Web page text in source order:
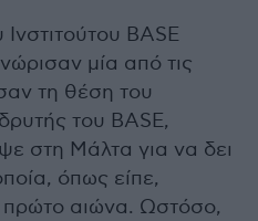
BASE
μία από τις
τη θέση του
του BASE,
στη Μάλτα για να δει
όπως είπε,
πρώτο αιώνα. Ωστόσο,